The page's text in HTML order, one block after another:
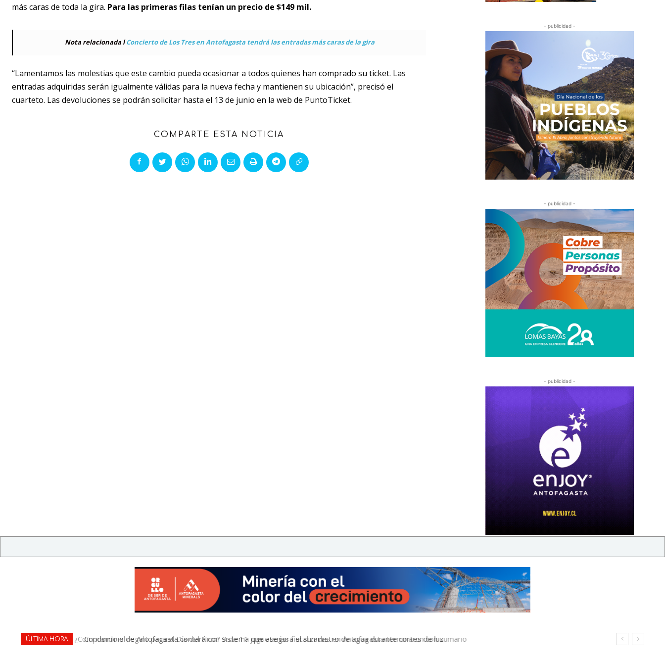
más caras de toda la gira. Para las primeras filas tenían un precio de $149 mil.
Nota relacionada lConcierto de Los Tres en Antofagasta tendrá las entradas más caras de la gira
“Lamentamos las molestias que este cambio pueda ocasionar a todos quienes han comprado su ticket. Las
entradas adquiridas serán igualmente válidas para la nueva fecha y mantienen su ubicación”, precisó el
cuarteto. Las devoluciones se podrán solicitar hasta el 13 de junio en la web de PuntoTicket.
COMPARTE ESTA NOTICIA
- publicidad -
- publicidad -
- publicidad -